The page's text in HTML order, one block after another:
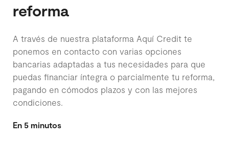
reforma
A través de nuestra plataforma Aquí Credit te
ponemos en contacto con varias opciones
bancarias adaptadas a tus necesidades para que
puedas financiar íntegra o parcialmente tu reforma,
pagando en cómodos plazos y con las mejores
condiciones.
En 5 minutos